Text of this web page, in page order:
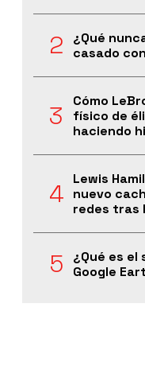
¿Qué
casado
Cómo
físico de
haciendo
Lewis
nuevo
redes tras
¿Qué es el
Google